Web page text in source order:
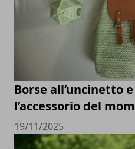
Borse all’uncinetto
l’accessorio del
19/11/2025